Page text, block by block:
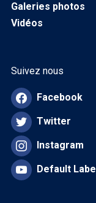
Galeries photos
Vidéos
Suivez nous
Facebook
Twitter
Instagram
Default Label